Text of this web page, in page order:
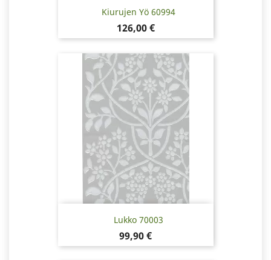
Kiurujen Yö 60994
Hinta
126,00 €
Lukko 70003
Hinta
99,90 €